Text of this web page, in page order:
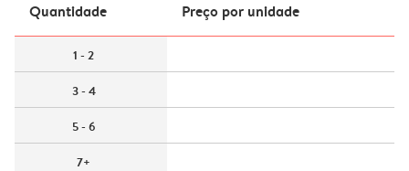
Quantidade Preço por unidade
1 - 2
3 - 4
5 - 6
7+